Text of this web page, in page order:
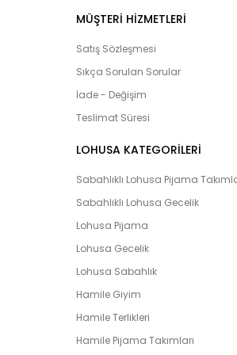
Onur, Free Angel, Çağrı,lohusa çarşı
adayları’nın yanı sıra
çıkış setlerini yaptıran ve
bulunmaktadır. Lohusahamile
hamile olarak en hızlı bir şekilde
unutmayın. Unutmayalım ki
MÜŞTERI HIZMETLERI
Satış Sözleşmesi
Sıkça Sorulan Sorular
İade - Değişim
Teslimat Süresi
LOHUSA KATEGORİLERİ
Sabahlıklı Lohusa Pijama
Sabahlıklı Lohusa Gecelik
Lohusa Pijama
Lohusa Gecelik
Lohusa Sabahlık
Hamile Giyim
Hamile Terlikleri
Hamile Pijama Takımları